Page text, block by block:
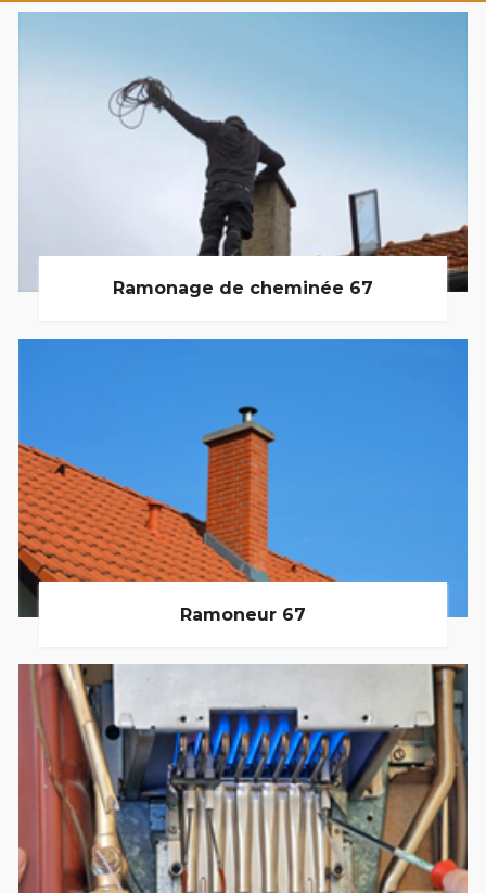
Ramonage de cheminée 67
Ramoneur 67